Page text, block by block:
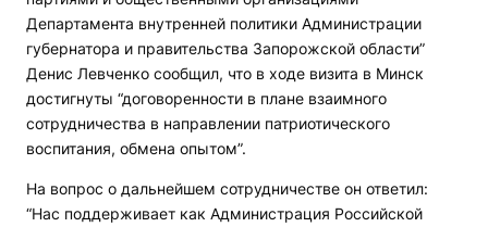
Департамента внутренней политики Администрации
губернатора и правительства Запорожской области”
Денис Левченко сообщил, что в ходе визита в Минск
достигнуты “договоренности в плане взаимного
сотрудничества в направлении патриотического
воспитания, обмена опытом”.
На вопрос о дальнейшем сотрудничестве он ответил:
“Нас поддерживает как Администрация Российской